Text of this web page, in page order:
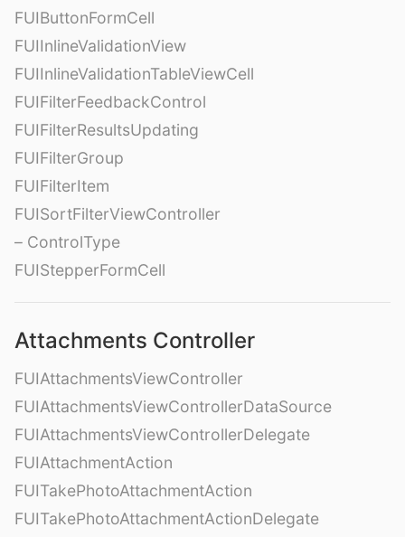
FUIButtonFormCell
FUIInlineValidationView
FUIInlineValidationTableViewCell
FUIFilterFeedbackControl
FUIFilterResultsUpdating
FUIFilterGroup
FUIFilterItem
FUISortFilterViewController
– ControlType
FUIStepperFormCell
Attachments Controller
FUIAttachmentsViewController
FUIAttachmentsViewControllerDataSource
FUIAttachmentsViewControllerDelegate
FUIAttachmentAction
FUITakePhotoAttachmentAction
FUITakePhotoAttachmentActionDelegate